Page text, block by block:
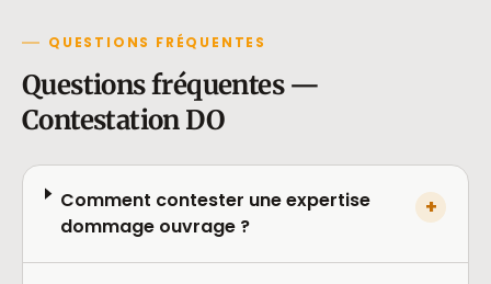
QUESTIONS FRÉQUENTES
Questions fréquentes —
Contestation DO
Comment contester une expertise
dommage ouvrage ?
+